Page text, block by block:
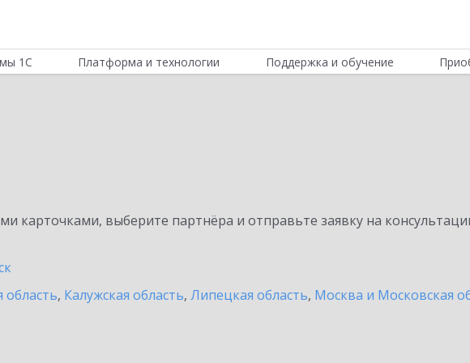
1С Платформа и технологии Поддержка и обучение
карточками, выберите партнёра и отправьте заявку на
область, Калужская область, Липецкая область, Москва и Московская